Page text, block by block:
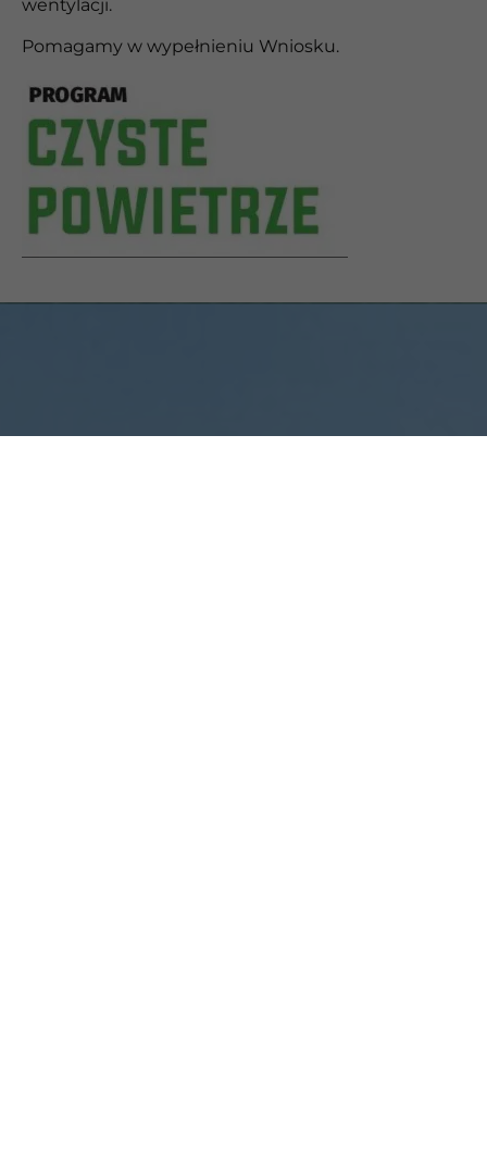
wentylacji.
Pomagamy w wypełnieniu Wniosku.